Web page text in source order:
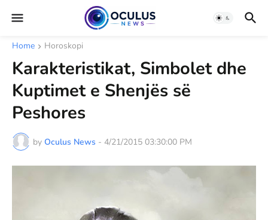
Home Horoskopi
Karakteristikat, Simbolet dhe
Kuptimet e Shenjës së
Peshores
by Oculus News - 4/21/2015 03:30:00 PM